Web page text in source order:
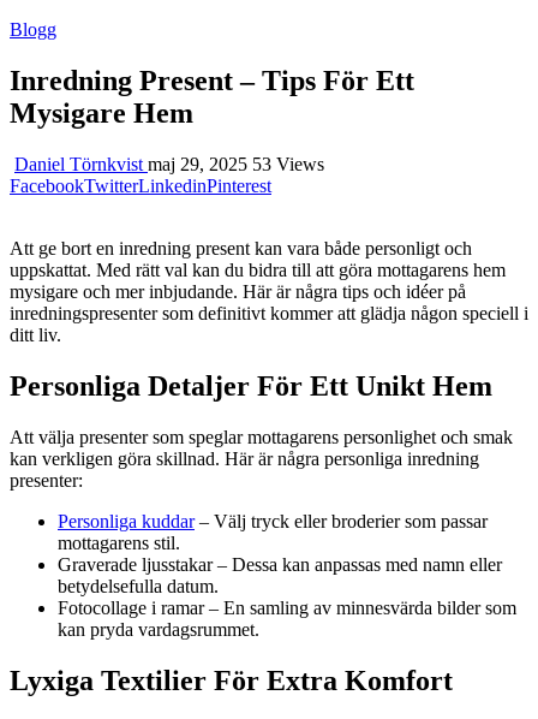
Blogg
Inredning Present – Tips För Ett
Mysigare Hem
Daniel Törnkvist maj 29, 2025 53 Views
FacebookTwitterLinkedinPinterest
Att ge bort en inredning present kan vara både personligt och
uppskattat. Med rätt val kan du bidra till att göra mottagarens hem
mysigare och mer inbjudande. Här är några tips och idéer på
inredningspresenter som definitivt kommer att glädja någon speciell i
ditt liv.
Personliga Detaljer För Ett Unikt Hem
Att välja presenter som speglar mottagarens personlighet och smak
kan verkligen göra skillnad. Här är några personliga inredning
presenter:
Personliga kuddar– Välj tryck eller broderier som passar
mottagarens stil.
Graverade ljusstakar – Dessa kan anpassas med namn eller
betydelsefulla datum.
Fotocollage i ramar – En samling av minnesvärda bilder som
kan pryda vardagsrummet.
Lyxiga Textilier För Extra Komfort